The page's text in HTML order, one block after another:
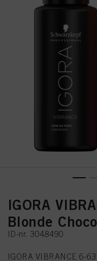
IGORA
Blonde
ID-nr. 3048490
IGORA VIBRANCE 6-